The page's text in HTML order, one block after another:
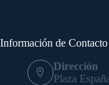
Información de Contacto
Dirección
Plaza